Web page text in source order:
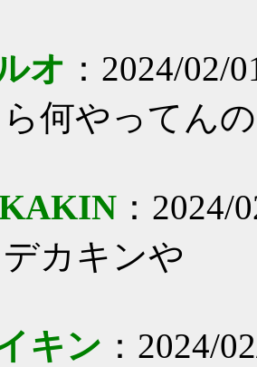
オ ：2024/02/
何やってんの
：
カキンや
キン ：2024/